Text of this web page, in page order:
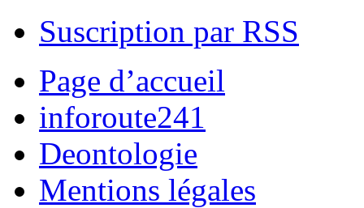
Suscription par RSS
Page d’accueil
inforoute241
Deontologie
Mentions légales